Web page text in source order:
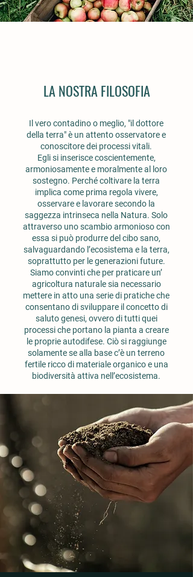
LA NOSTRA FILOSOFIA
Il vero contadino o meglio, "il dottore
della terra" è un attento osservatore e
conoscitore dei processi vitali.
Egli si inserisce coscientemente,
armoniosamente e moralmente al loro
sostegno. Perché coltivare la terra
implica come prima regola vivere,
osservare e lavorare secondo la
saggezza intrinseca nella Natura. Solo
attraverso uno scambio armonioso con
essa si può produrre del cibo sano,
salvaguardando l’ecosistema e la terra,
soprattutto per le generazioni future.
Siamo convinti che per praticare un’
agricoltura naturale sia necessario
mettere in atto una serie di pratiche che
consentano di sviluppare il concetto di
saluto genesi, ovvero di tutti quei
processi che portano la pianta a creare
le proprie autodifese. Ciò si raggiunge
solamente se alla base c’è un terreno
fertile ricco di materiale organico e una
biodiversità attiva nell’ecosistema.